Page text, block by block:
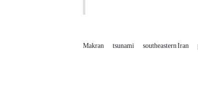
Makran tsunami southeastern Iran